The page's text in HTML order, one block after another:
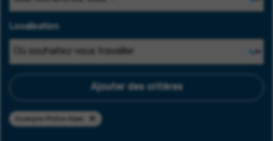
Localisation
Ajouter des critères